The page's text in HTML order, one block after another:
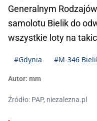
Generalnym
samolotu Bielik do
wszystkie loty na
#Gdynia #M-346
Autor: mm
Źródło: PAP, niezalezna.pl